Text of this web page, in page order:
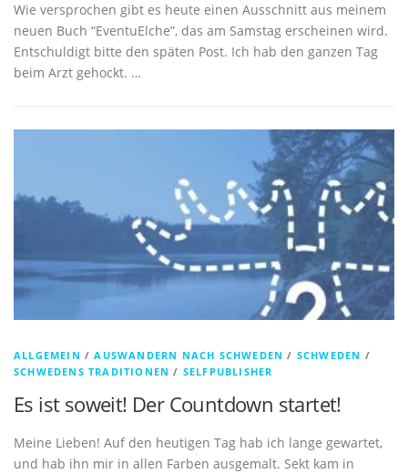
Wie versprochen gibt es heute einen Ausschnitt aus meinem
neuen Buch “EventuElche”, das am Samstag erscheinen wird.
Entschuldigt bitte den späten Post. Ich hab den ganzen Tag
beim Arzt gehockt. …
ALLGEMEIN /AUSWANDERN NACH SCHWEDEN / SCHWEDEN /
SCHWEDENS TRADITIONEN / SELFPUBLISHER
Es ist soweit! Der Countdown startet!
Meine Lieben! Auf den heutigen Tag hab ich lange gewartet,
und hab ihn mir in allen Farben ausgemalt. Sekt kam in